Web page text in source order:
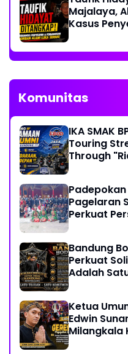
Majalaya,
Kasus
Komunitas
IKA SMAK
Touring
Through
Pagelaran
Perkuat
Bandung
Perkuat
Adalah
Ketua
Edwin
Milangkala